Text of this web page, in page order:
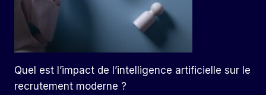
Quel est l’impact de l’intelligence artificielle sur le
recrutement moderne ?